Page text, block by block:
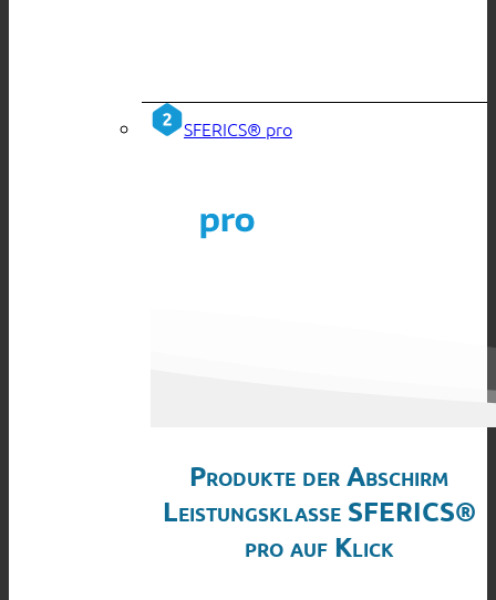
SFERICS® pro
Produkte der Abschirm
Leistungsklasse SFERICS®
pro auf Klick